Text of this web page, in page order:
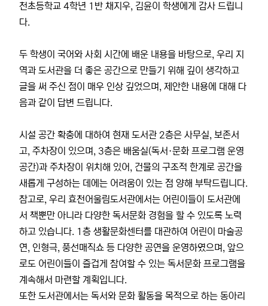
천초등학교 4학년 1반 채지우, 김윤이 학생에게 감사 드립니
다.
두 학생이 국어와 사회 시간에 배운 내용을 바탕으로, 우리 지
역과 도서관을 더 좋은 공간으로 만들기 위해 깊이 생각하고
글을 써 주신 점이 매우 인상 깊었으며, 제안한 내용에 대해 다
음과 같이 답변 드립니다.
시설 공간 확충에 대하여 현재 도서관 2층은 사무실, 보존서
고, 주차장이 있으며, 3층은 배움실(독서·문화 프로그램 운영
공간)과 주차장이 위치해 있어, 건물의 구조적 한계로 공간을
새롭게 구성하는 데에는 어려움이 있는 점 양해 부탁드립니다.
참고로, 우리 효천어울림도서관에서는 어린이들이 도서관에
서 책뿐만 아니라 다양한 독서문화 경험을 할 수 있도록 노력
하고 있습니다. 1층 생활문화센터를 대관하여 어린이 마술공
연, 인형극, 풍선매직쇼 등 다양한 공연을 운영하였으며, 앞으
로도 어린이들이 즐겁게 참여할 수 있는 독서문화 프로그램을
계속해서 마련할 계획입니다.
또한 도서관에서는 독서와 문화 활동을 목적으로 하는 동아리